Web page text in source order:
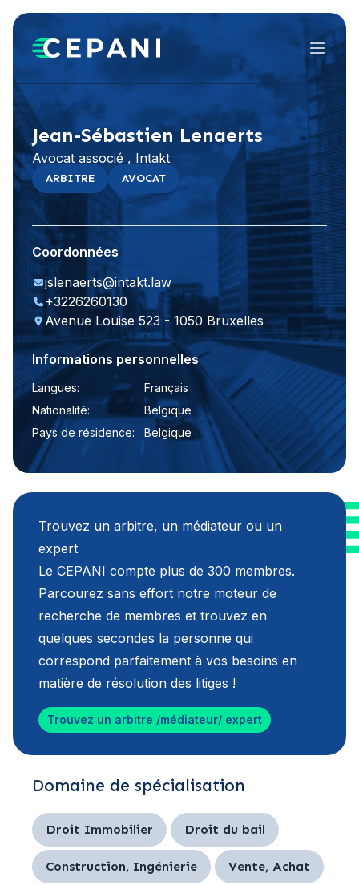
Menu
LinkedIn
Jean-Sébastien Lenaerts
Avocat associé , Intakt
ARBITRE AVOCAT
Coordonnées
jslenaerts@intakt.law
+3226260130
Avenue Louise 523 - 1050 Bruxelles
Informations personnelles
Langues:
Français
Nationalité:
Belgique
Pays de résidence:
Belgique
Trouvez un arbitre, un médiateur ou un
expert
Le CEPANI compte plus de 300 membres.
Parcourez sans effort notre moteur de
recherche de membres et trouvez en
quelques secondes la personne qui
correspond parfaitement à vos besoins en
matière de résolution des litiges !
Trouvez un arbitre /médiateur/ expert
Domaine de spécialisation
Droit Immobilier Droit du bail
Construction, Ingénierie Vente, Achat